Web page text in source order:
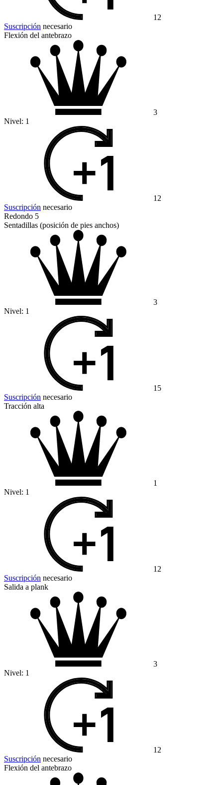
12
Suscripción necesario
Flexión del antebrazo
3
Nivel: 1
12
Suscripción necesario
Redondo 5
Sentadillas (posición de pies anchos)
3
Nivel: 1
15
Suscripción necesario
Tracción alta
1
Nivel: 1
12
Suscripción necesario
Salida a plank
3
Nivel: 1
12
Suscripción necesario
Flexión del antebrazo